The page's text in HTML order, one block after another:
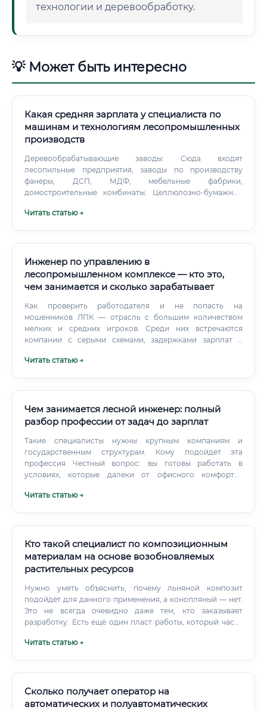
технологии и деревообработку.
💡 Может быть интересно
Какая средняя зарплата у специалиста по
машинам и технологиям лесопромышленных
производств
Деревообрабатывающие заводы: Сюда входят
лесопильные предприятия, заводы по производству
фанеры, ДСП, МДФ, мебельные фабрики,
домостроительные комбинаты. Целлюлозно-бумажные
где требуется глубокое понимание процессов
Читать статью →
Инженер по управлению в
лесопромышленном комплексе — кто это,
чем занимается и сколько зарабатывает
Как проверить работодателя и не попасть на
мошенников ЛПК — отрасль с большим количеством
мелких и средних игроков. Среди них встречаются
компании с серыми схемами, задержками зарплат и
Читать статью →
Чем занимается лесной инженер: полный
разбор профессии от задач до зарплат
Такие специалисты нужны крупным компаниям и
государственным структурам. Кому подойдёт эта
профессия Честный вопрос: вы готовы работать в
условиях, которые далеки от офисного комфорта?
полевых условиях, километры пешком по бурелому,
Читать статью →
Кто такой специалист по композиционным
материалам на основе возобновляемых
растительных ресурсов
Нужно уметь объяснить, почему льняной композит
подойдёт для данного применения, а конопляный — нет.
Это не всегда очевидно даже тем, кто заказывает
разработку. Есть ещё один пласт работы, который часто
Читать статью →
Сколько получает оператор на
автоматических и полуавтоматических